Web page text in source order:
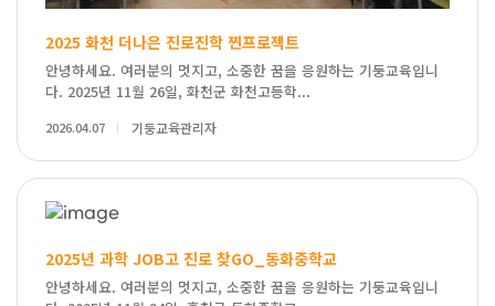
2025 화천 더나은 진로진학 찐프로젝트
안녕하세요. 여러분의 멋지고, 소중한 꿈을 응원하는 기둥교육입니
다. 2025년 11월 26일, 화천군 화천고등학...
2026.04.07 기둥교육관리자
2025년 과학 JOB고 진로 찾GO_동화중학교
안녕하세요. 여러분의 멋지고, 소중한 꿈을 응원하는 기둥교육입니